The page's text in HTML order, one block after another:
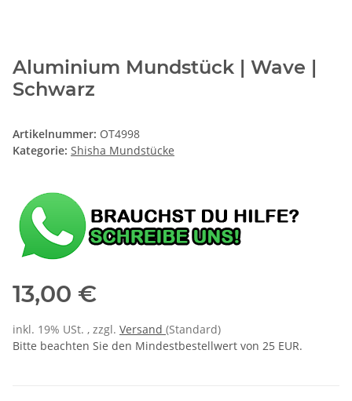
Aluminium Mundstück | Wave |
Schwarz
Artikelnummer: OT4998
Kategorie: Shisha Mundstücke
13,00 €
inkl. 19% USt. , zzgl. Versand (Standard)
Bitte beachten Sie den Mindestbestellwert von 25 EUR.